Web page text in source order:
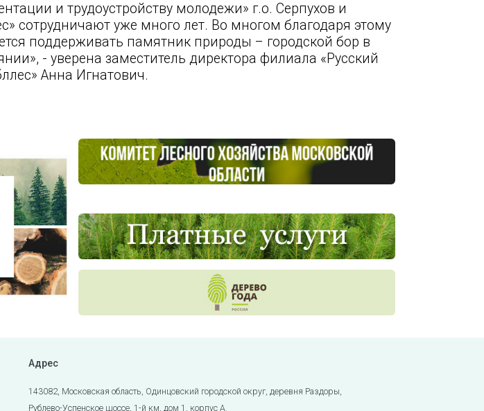
и трудоустройству молодежи» г.о. Серпухов и
сотрудничают уже много лет. Во многом благодаря этому
поддерживать памятник природы – городской бор в
- уверена заместитель директора филиала «Русский
Анна Игнатович.
Адрес
143082, Московская область, Одинцовский городской округ, деревня Раздоры,
Рублево-Успенское шоссе, 1-й км, дом 1, корпус А.